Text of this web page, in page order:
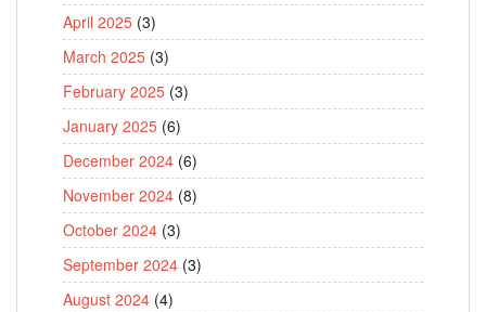
April 2025 (3)
March 2025 (3)
February 2025 (3)
January 2025 (6)
December 2024 (6)
November 2024 (8)
October 2024 (3)
September 2024 (3)
August 2024 (4)